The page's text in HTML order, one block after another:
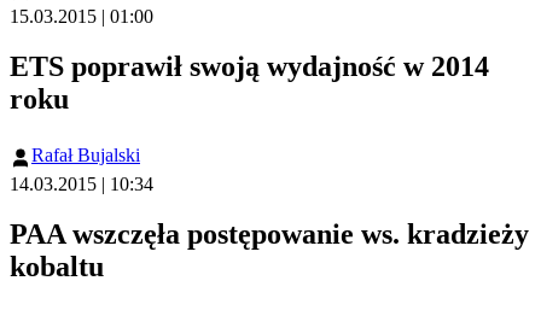
15.03.2015 | 01:00
ETS poprawił swoją wydajność w 2014
roku
Rafał Bujalski
14.03.2015 | 10:34
PAA wszczęła postępowanie ws. kradzieży
kobaltu